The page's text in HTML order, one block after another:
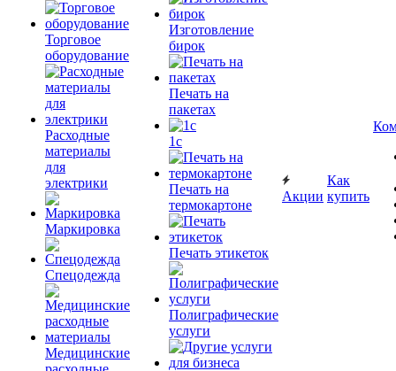
Торговое
оборудование
Расходные
материалы
для
электрики
Маркировка
Спецодежда
Медицинские
Изготовление
бирок
Печать на
пакетах
1c
Печать на
термокартоне
Печать этикеток
Полиграфические
услуги
Акции
Как
купить